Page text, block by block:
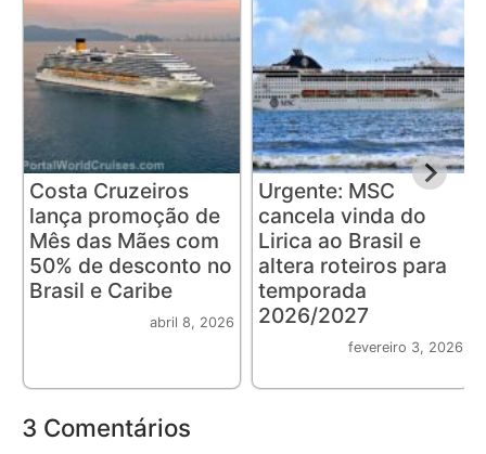
Costa Cruzeiros
lança promoção de
Mês das Mães com
50% de desconto no
Brasil e Caribe
abril 8, 2026
Urgente: MSC
cancela vinda do
Lirica ao Brasil e
altera roteiros para
temporada
2026/2027
fevereiro 3, 2026
3 Comentários